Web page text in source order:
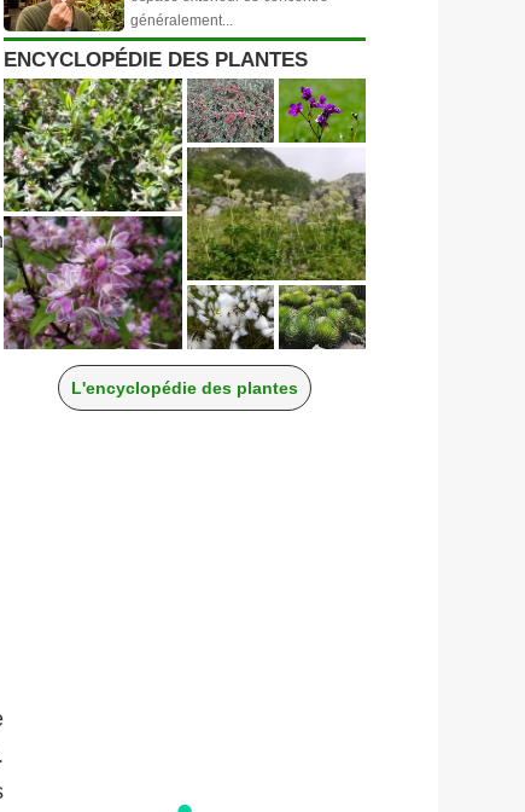
.
généralement...
ENCYCLOPÉDIE DES PLANTES
L'encyclopédie des plantes